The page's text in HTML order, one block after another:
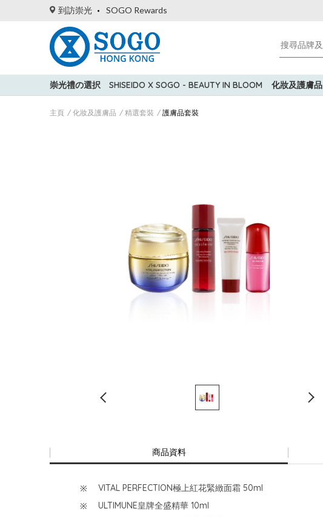
到訪崇光 SOGO Rewards
崇光禮の選択 SHISEIDO X SOGO - BEAUTY IN BLOOM 化妝及護膚品
主頁 化妝及護膚品 精選套裝 護膚品套裝
商品資料
VITAL PERFECTION極上紅花緊緻面霜 50ml
ULTIMUNE皇牌全盛精華 10ml